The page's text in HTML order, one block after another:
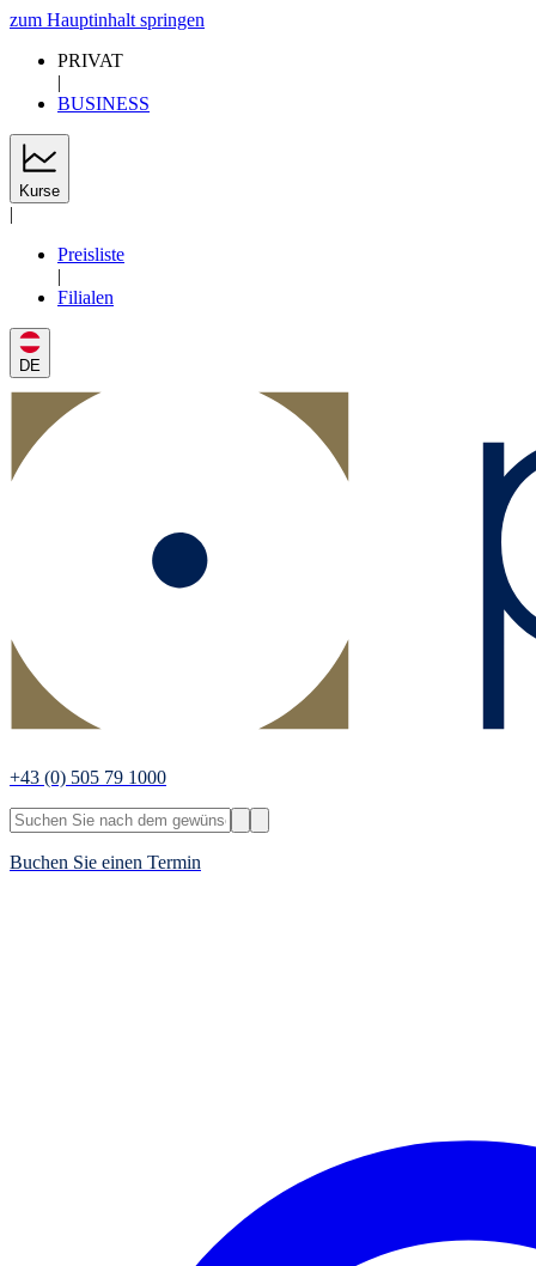
zum Hauptinhalt springen
PRIVAT
|
BUSINESS
Kurse
|
Preisliste
|
Filialen
DE
+43 (0) 505 79 1000
Buchen Sie einen Termin